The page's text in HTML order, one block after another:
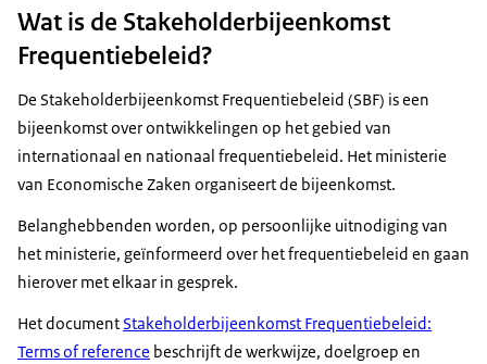
Wat is de Stakeholderbijeenkomst
Frequentiebeleid?
De Stakeholderbijeenkomst Frequentiebeleid (SBF) is een
bijeenkomst over ontwikkelingen op het gebied van
internationaal en nationaal frequentiebeleid. Het ministerie
van Economische Zaken organiseert de bijeenkomst.
Belanghebbenden worden, op persoonlijke uitnodiging van
het ministerie, geïnformeerd over het frequentiebeleid en gaan
hierover met elkaar in gesprek.
Het documentStakeholderbijeenkomst Frequentiebeleid:
Terms of reference beschrijft de werkwijze, doelgroep en